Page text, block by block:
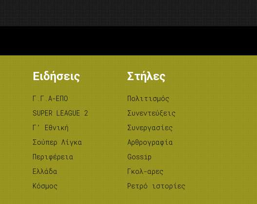
Ειδήσεις
Γ.Γ.Α-ΕΠΟ
SUPER LEAGUE 2
Γ’ Εθνική
Σούπερ Λίγκα
Περιφέρεια
Ελλάδα
Κόσμος
Στήλες
Πολιτισμός
Συνεντεύξεις
Συνεργασίες
Αρθρογραφία
Gossip
Γκολ-αρες
Ρετρό ιστορίες